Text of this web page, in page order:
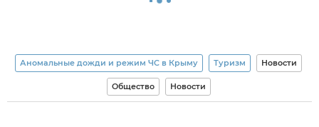
Аномальные дожди и режим ЧС в Крыму Туризм Новости
Общество Новости